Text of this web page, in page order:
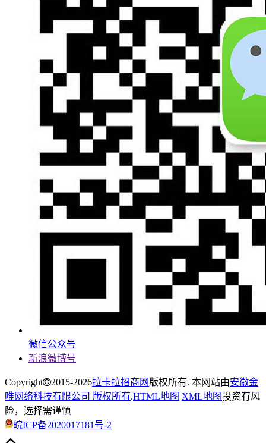
微信公众号
新浪微博号
Copyright 2015-2026拉卡拉招商网 版权所有. 本网站由安徽金
唯网络科技有限公司 版权所有.HTML地图 XML地图投资有风
险，选择需谨慎
皖ICP备2020017181号-2